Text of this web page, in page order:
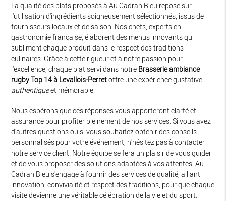
La qualité des plats proposés à Au Cadran Bleu repose sur
l'utilisation d'ingrédients soigneusement sélectionnés, issus de
fournisseurs locaux et de saison. Nos chefs, experts en
gastronomie française, élaborent des menus innovants qui
subliment chaque produit dans le respect des traditions
culinaires. Grâce à cette rigueur et à notre passion pour
l'excellence, chaque plat servi dans notre Brasserie ambiance
rugby Top 14 à Levallois-Perretoffre une expérience gustative
authentiqueet mémorable.
Nous espérons que ces réponses vous apporteront clarté et
assurance pour profiter pleinement de nos services. Si vous avez
d'autres questions ou si vous souhaitez obtenir des conseils
personnalisés pour votre événement, n'hésitez pas à contacter
notre service client. Notre équipe se fera un plaisir de vous guider
et de vous proposer des solutions adaptées à vos attentes. Au
Cadran Bleu s'engage à fournir des services de qualité, alliant
innovation, convivialité et respect des traditions, pour que chaque
visite devienne une véritable célébration de la vie et du sport.